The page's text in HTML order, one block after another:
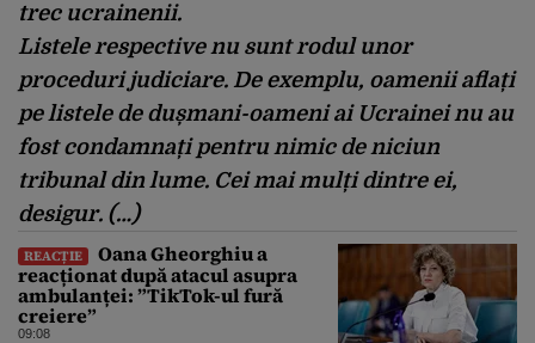
trec ucrainenii.
Listele respective nu sunt rodul unor
proceduri judiciare. De exemplu, oamenii aflați
pe listele de dușmani-oameni ai Ucrainei nu au
fost condamnați pentru nimic de niciun
tribunal din lume. Cei mai mulți dintre ei,
desigur. (…)
REACȚIE
Oana Gheorghiu a
reacționat după atacul asupra
ambulanței: ”TikTok-ul fură
creiere”
09:08